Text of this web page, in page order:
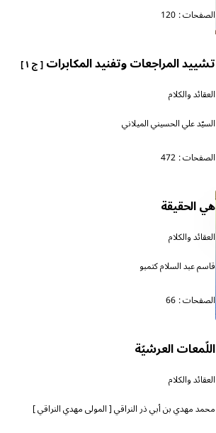
الصفحات : 120
تشييد المراجعات وتفنيد المكابرات[ ج ١ ]
العقائد والكلام
السيّد علي الحسيني الميلاني
الصفحات : 472
هي الحقيقة
العقائد والكلام
قاسم عبد السلام كتمبو
الصفحات : 66
اللّمعات العرشيّة
العقائد والكلام
محمد مهدي بن أبي ذر النراقي [ المولى مهدي النراقي ]